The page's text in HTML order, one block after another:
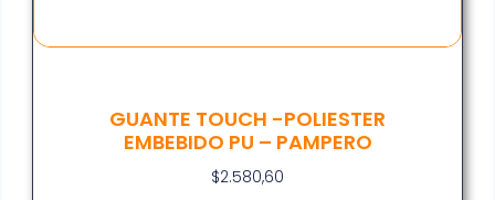
GUANTE TOUCH -POLIESTER
EMBEBIDO PU – PAMPERO
$2.580,60